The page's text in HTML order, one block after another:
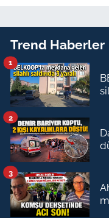
Trend Haberler
1
2
3